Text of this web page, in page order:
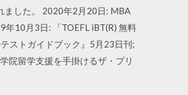
ました。 2020年2月20日: MBA
年10月3日: 「TOEFL iBT(R) 無料
ストガイドブック』5月23日刊;
院留学支援を手掛けるザ・プリ